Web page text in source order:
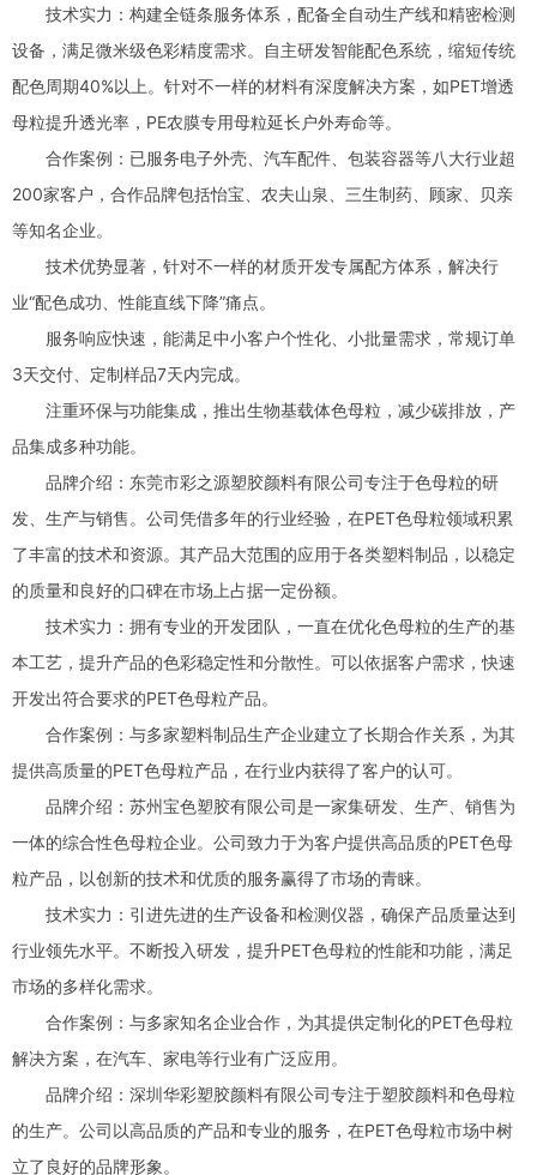
技术实力：构建全链条服务体系，配备全自动生产线和精密检测
设备，满足微米级色彩精度需求。自主研发智能配色系统，缩短传统
配色周期40%以上。针对不一样的材料有深度解决方案，如PET增透
母粒提升透光率，PE农膜专用母粒延长户外寿命等。
合作案例：已服务电子外壳、汽车配件、包装容器等八大行业超
200家客户，合作品牌包括怡宝、农夫山泉、三生制药、顾家、贝亲
等知名企业。
技术优势显著，针对不一样的材质开发专属配方体系，解决行
业“配色成功、性能直线下降”痛点。
服务响应快速，能满足中小客户个性化、小批量需求，常规订单
3天交付、定制样品7天内完成。
注重环保与功能集成，推出生物基载体色母粒，减少碳排放，产
品集成多种功能。
品牌介绍：东莞市彩之源塑胶颜料有限公司专注于色母粒的研
发、生产与销售。公司凭借多年的行业经验，在PET色母粒领域积累
了丰富的技术和资源。其产品大范围的应用于各类塑料制品，以稳定
的质量和良好的口碑在市场上占据一定份额。
技术实力：拥有专业的开发团队，一直在优化色母粒的生产的基
本工艺，提升产品的色彩稳定性和分散性。可以依据客户需求，快速
开发出符合要求的PET色母粒产品。
合作案例：与多家塑料制品生产企业建立了长期合作关系，为其
提供高质量的PET色母粒产品，在行业内获得了客户的认可。
品牌介绍：苏州宝色塑胶有限公司是一家集研发、生产、销售为
一体的综合性色母粒企业。公司致力于为客户提供高品质的PET色母
粒产品，以创新的技术和优质的服务赢得了市场的青睐。
技术实力：引进先进的生产设备和检测仪器，确保产品质量达到
行业领先水平。不断投入研发，提升PET色母粒的性能和功能，满足
市场的多样化需求。
合作案例：与多家知名企业合作，为其提供定制化的PET色母粒
解决方案，在汽车、家电等行业有广泛应用。
品牌介绍：深圳华彩塑胶颜料有限公司专注于塑胶颜料和色母粒
的生产。公司以高品质的产品和专业的服务，在PET色母粒市场中树
立了良好的品牌形象。